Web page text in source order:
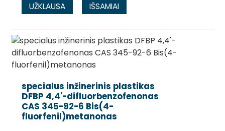
UŽKLAUSA IŠSAMIAI
specialus inžinerinis plastikas
DFBP 4,4'-difluorbenzofenonas
CAS 345-92-6 Bis(4-
fluorfenil)metanonas